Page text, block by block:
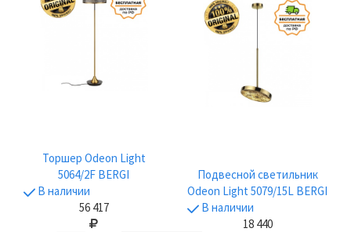
Торшер Odeon Light
5064/2F BERGI
В наличии
56 417
Подвесной светильник
Odeon Light 5079/15L BERGI
В наличии
18 440